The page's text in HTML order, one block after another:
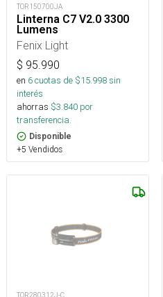
TOR150700JA
Linterna C7 V2.0 3300
Lumens
Fenix Light
$ 95.990
en 6cuotas de $15.998sin
interés
ahorras $3.840 por
transferencia.
Disponible
+5 Vendidos